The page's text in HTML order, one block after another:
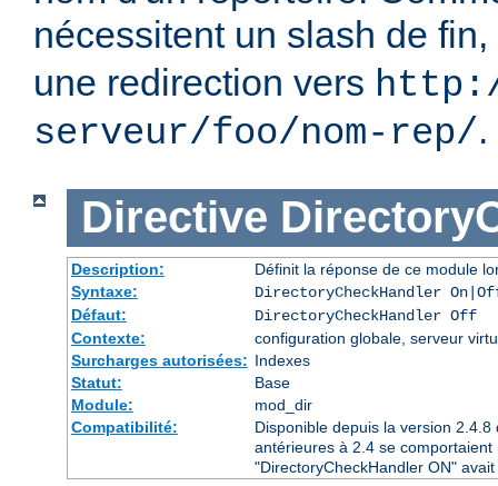
nécessitent un slash de fin,
une redirection vers
serveur/foo/nom-rep/.
Directive
Description:
Définit la réponse de ce module
Syntaxe:
DirectoryCheckHandler
Défaut:
DirectoryCheckHandler Off
Contexte:
configuration globale, serveur
Surcharges autorisées: Indexes
Statut:
Base
Module:
mod_dir
Compatibilité:
Disponible depuis la version
antérieures à 2.4 se
"DirectoryCheckHandler ON"